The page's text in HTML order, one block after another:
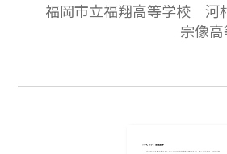
福岡市立福翔高等学校 河
宗像